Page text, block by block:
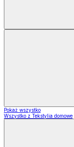
Pokaż wszystko
Wszystko z Tekstylia domowe